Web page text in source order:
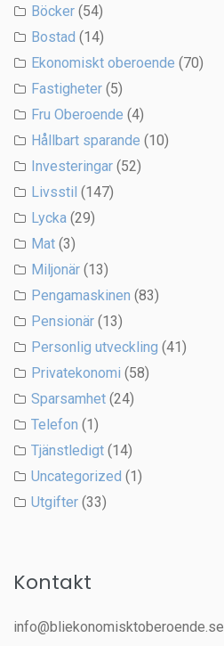
Böcker (54)
Bostad (14)
Ekonomiskt oberoende (70)
Fastigheter (5)
Fru Oberoende (4)
Hållbart sparande (10)
Investeringar (52)
Livsstil (147)
Lycka (29)
Mat (3)
Miljonär (13)
Pengamaskinen (83)
Pensionär (13)
Personlig utveckling (41)
Privatekonomi (58)
Sparsamhet (24)
Telefon (1)
Tjänstledigt (14)
Uncategorized (1)
Utgifter (33)
Kontakt
info@bliekonomisktoberoende.se